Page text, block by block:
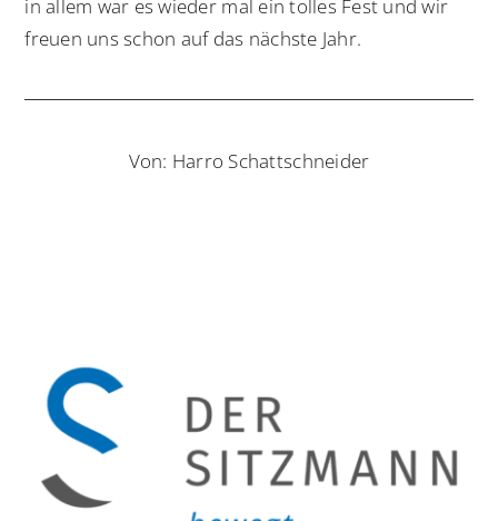
in allem war es wieder mal ein tolles Fest und wir
freuen uns schon auf das nächste Jahr.
Von: Harro Schattschneider